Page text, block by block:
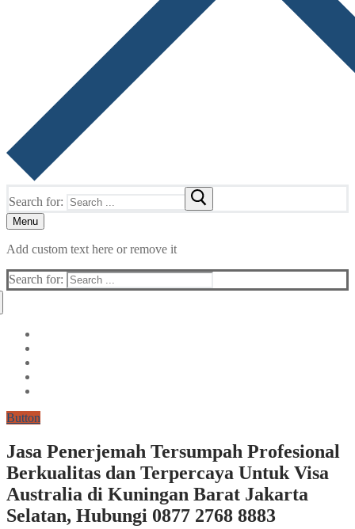
Search for:
Menu
Add custom text here or remove it
Search for:
Button
Jasa Penerjemah Tersumpah Profesional
Berkualitas dan Terpercaya Untuk Visa
Australia di Kuningan Barat Jakarta
Selatan, Hubungi 0877 2768 8883